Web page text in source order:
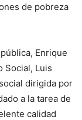
de pobreza
Enrique
Social, Luis
dirigida por
a la tarea de
calidad